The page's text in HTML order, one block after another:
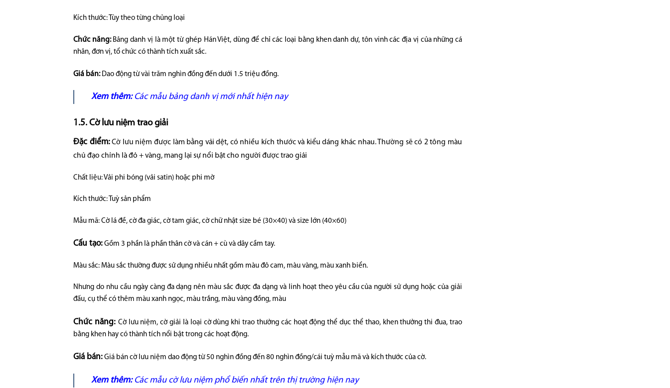
Kích thước: Tùy theo từng chủng loại
Chức năng:Bảng danh vị là một từ ghép Hán Việt, dùng để chỉ các loại bằng khen danh dự, tôn vinh các địa vị của những cá
nhân, đơn vị, tổ chức có thành tích xuất sắc.
Giá bán: Dao động từ vài trăm nghìn đồng đến dưới 1.5 triệu đồng.
Xem thêm: Các mẫu bảng danh vị mới nhất hiện nay
1.5. Cờ lưu niệm trao giải
Đặc điểm:Cờ lưu niệm được làm bằng vải dệt, có nhiều kích thước và kiểu dáng khác nhau. Thường sẽ có 2 tông màu
chủ đạo chỉnh là đỏ + vàng, mang lại sự nổi bật cho người được trao giải
Chất liệu: Vải phi bóng (vải satin) hoặc phi mờ
Kích thước: Tuỳ sản phẩm
Mẫu mã: Cờ lá đề, cờ đa giác, cờ tam giác, cờ chữ nhật size bé (30×40) và size lớn (40×60)
Cấu tạo: Gồm 3 phần là phần thân cờ và cán + cù và dây cầm tay.
Màu sắc: Màu sắc thường được sử dụng nhiều nhất gồm màu đỏ cam, màu vàng, màu xanh biển.
Nhưng do nhu cầu ngày càng đa dạng nên màu sắc được đa dạng và linh hoạt theo yêu cầu của người sử dụng hoặc của giải
đấu, cụ thể có thêm màu xanh ngọc, màu trắng, màu vàng đồng, màu
Chức năng: Cờ lưu niệm, cờ giải là loại cờ dùng khi trao thưởng các hoạt động thể dục thể thao, khen thưởng thi đua, trao
bằng khen hay có thành tích nổi bật trong các hoạt động.
Giá bán: Giá bán cờ lưu niệm dao động từ 50 nghìn đồng đến 80 nghìn đồng/cái tuỳ mẫu mã và kích thước của cờ.
Xem thêm: Các mẫu cờ lưu niệm phổ biến nhất trên thị trường hiện nay